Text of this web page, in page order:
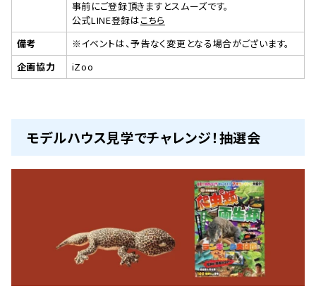
事前にご登録頂きますとスムーズです。
公式LINE登録はこちら
備考
※イベントは、予告なく変更となる場合がございます。
企画協力
iZoo
モデルハウス見学でチャレンジ！抽選会